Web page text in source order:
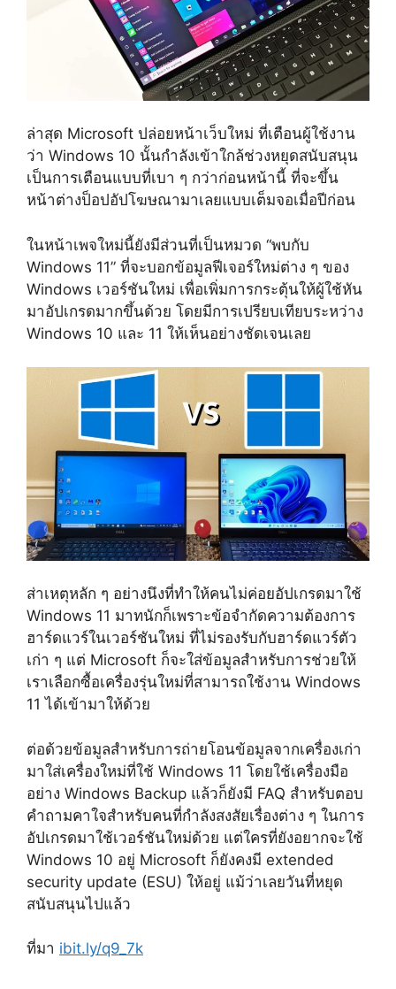
ล่าสุด Microsoft ปล่อยหน้าเว็บใหม่ ที่เตือนผู้ใช้งาน
ว่า Windows 10 นั้นกำลังเข้าใกล้ช่วงหยุดสนับสนุน
เป็นการเตือนแบบที่เบา ๆ กว่าก่อนหน้านี้ ที่จะขึ้น
หน้าต่างป็อปอัปโฆษณามาเลยแบบเต็มจอเมื่อปีก่อน
ในหน้าเพจใหม่นี้ยังมีส่วนที่เป็นหมวด “พบกับ
Windows 11” ที่จะบอกข้อมูลฟีเจอร์ใหม่ต่าง ๆ ของ
Windows เวอร์ชันใหม่ เพื่อเพิ่มการกระตุ้นให้ผู้ใช้หัน
มาอัปเกรดมากขึ้นด้วย โดยมีการเปรียบเทียบระหว่าง
Windows 10 และ 11 ให้เห็นอย่างชัดเจนเลย
ส่าเหตุหลัก ๆ อย่างนึงที่ทำให้คนไม่ค่อยอัปเกรดมาใช้
Windows 11 มาทนักก็เพราะข้อจำกัดความต้องการ
ฮาร์ดแวร์ในเวอร์ชันใหม่ ที่ไม่รองรับกับฮาร์ดแวร์ตัว
เก่า ๆ แต่ Microsoft ก็จะใส่ข้อมูลสำหรับการช่วยให้
เราเลือกซื้อเครื่องรุ่นใหม่ที่สามารถใช้งาน Windows
11 ได้เข้ามาให้ด้วย
ต่อด้วยข้อมูลสำหรับการถ่ายโอนข้อมูลจากเครื่องเก่า
มาใส่เครื่องใหม่ที่ใช้ Windows 11 โดยใช้เครื่องมือ
อย่าง Windows Backup แล้วก็ยังมี FAQ สำหรับตอบ
คำถามคาใจสำหรับคนที่กำลังสงสัยเรื่องต่าง ๆ ในการ
อัปเกรดมาใช้เวอร์ชันใหม่ด้วย แต่ใครที่ยังอยากจะใช้
Windows 10 อยู่ Microsoft ก็ยังคงมี extended
security update (ESU) ให้อยู่ แม้ว่าเลยวันที่หยุด
สนับสนุนไปแล้ว
ที่มา ibit.ly/q9_7k